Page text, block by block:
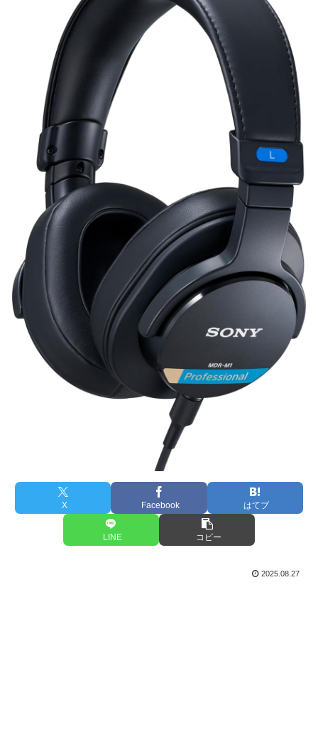
X Facebook はてブ
LINE コピー
2025.08.27